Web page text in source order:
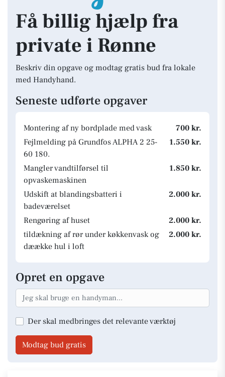
Få billig hjælp fra
private i Rønne
Beskriv din opgave og modtag gratis bud fra lokale
med Handyhand.
Seneste udførte opgaver
Montering af ny bordplade med vask
700 kr.
Fejlmelding på Grundfos ALPHA 2 25-
60 180.
1.550 kr.
Mangler vandtilførsel til
opvaskemaskinen
1.850 kr.
Udskift at blandingsbatteri i
badeværelset
2.000 kr.
Rengøring af huset
2.000 kr.
tildækning af rør under køkkenvask og
dæække hul i loft
2.000 kr.
Opret en opgave
Der skal medbringes det relevante værktøj
Modtag bud gratis